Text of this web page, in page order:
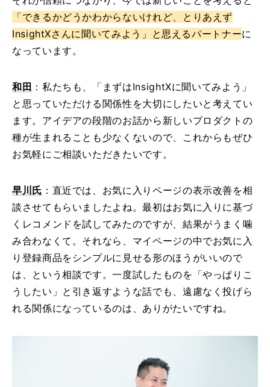
「できるかどうかわからないけれど、とりあえず
InsightXさんに聞いてみよう」と思えるパートナーに
なっています。
和田 ：私たちも、「まずはInsightXに聞いてみよう」
と思っていただける関係性を大切にしたいと考えてい
ます。アイデアの段階のお話から新しいプロダクトの
種が生まれることも少なくないので、これからもぜひ
お気軽にご相談いただきたいです。
早川氏：直近では、お気に入りページの表示改善を相
談させてもらいましたよね。最初はお気に入りに基づ
くレコメンドを試してみたのですが、結果がうまく噛
み合わなくて。それなら、マイページの中でお気に入
り登録商品をシンプルに見せる形のほうがいいので
は、という相談です。一度試したものを「やっぱりこ
うしたい」と引き返すような話でも、遠慮なく投げら
れる関係になっているのは、ありがたいですね。